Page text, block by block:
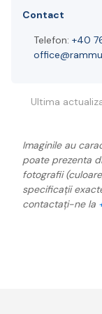
Contact
Telefon: +40
Ultima
Imaginile au
poate prezenta
fotografii
specificații
contactați-ne la